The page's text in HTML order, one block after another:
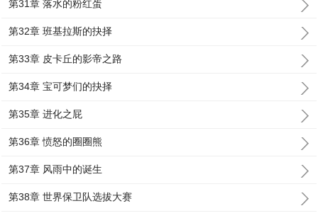
第31章 落水的粉红蛋
第32章 班基拉斯的抉择
第33章 皮卡丘的影帝之路
第34章 宝可梦们的抉择
第35章 进化之屁
第36章 愤怒的圈圈熊
第37章 风雨中的诞生
第38章 世界保卫队选拔大赛